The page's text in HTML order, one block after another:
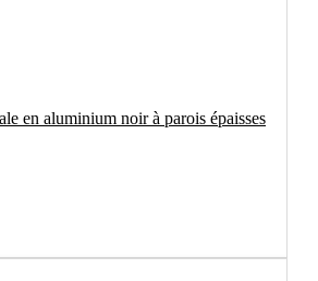
en aluminium noir à parois épaisses